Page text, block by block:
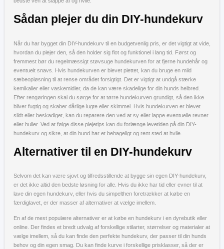
Sådan plejer du din DIY-hundekurv
Når du har bygget din DIY-hundekurv til en budgetvenlig pris, er det vigtigt at vide,
hvordan du plejer den, så den holder sig flot og funktionel i lang tid. Først og
fremmest bør du regelmæssigt støvsuge hundekurven for at fjerne hundehår og
eventuelt snavs. Hvis hundekurven er blevet plettet, kan du bruge en mild
sæbeopløsning til at rense området forsigtigt. Det er vigtigt at undgå stærke
kemikalier eller vaskemidler, da de kan være skadelige for din hunds helbred.
Efter rengøringen skal du sørge for at tørre hundekurven grundigt, så den ikke
bliver fugtig og skaber dårlige lugte eller skimmel. Hvis hundekurven er blevet
slidt eller beskadiget, kan du reparere den ved at sy eller lappe eventuelle revner
eller huller. Ved at følge disse plejetips kan du forlænge levetiden på din DIY-
hundekurv og sikre, at din hund har et behageligt og rent sted at hvile.
Alternativer til en DIY-hundekurv
Selvom det kan være sjovt og tilfredsstillende at bygge sin egen DIY-hundekurv,
er det ikke altid den bedste løsning for alle. Hvis du ikke har tid eller evner til at
lave din egen hundekurv, eller hvis du simpelthen foretrækker at købe en
færdiglavet, er der masser af alternativer at vælge imellem.
En af de mest populære alternativer er at købe en hundekurv i en dyrebutik eller
online. Der findes et bredt udvalg af forskellige stilarter, størrelser og materialer at
vælge imellem, så du kan finde den perfekte hundekurv, der passer til din hunds
behov og din egen smag. Du kan finde kurve i forskellige prisklasser, så der er